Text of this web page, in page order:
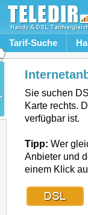
Tarif-Suche
Sie suchen
Karte rechts.
verfügbar ist.
Tipp: Wer
Anbieter und
einem Klick